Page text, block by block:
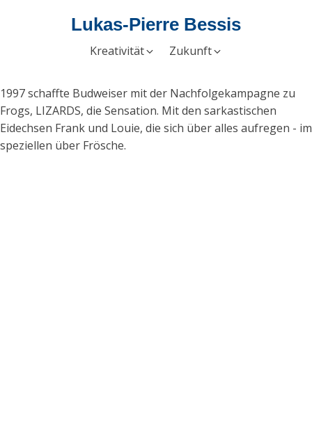
Lukas-Pierre Bessis
Kreativität Zukunft
1997 schaffte Budweiser mit der Nachfolgekampagne zu
Frogs, LIZARDS, die Sensation. Mit den sarkastischen
Eidechsen Frank und Louie, die sich über alles aufregen - im
speziellen über Frösche.